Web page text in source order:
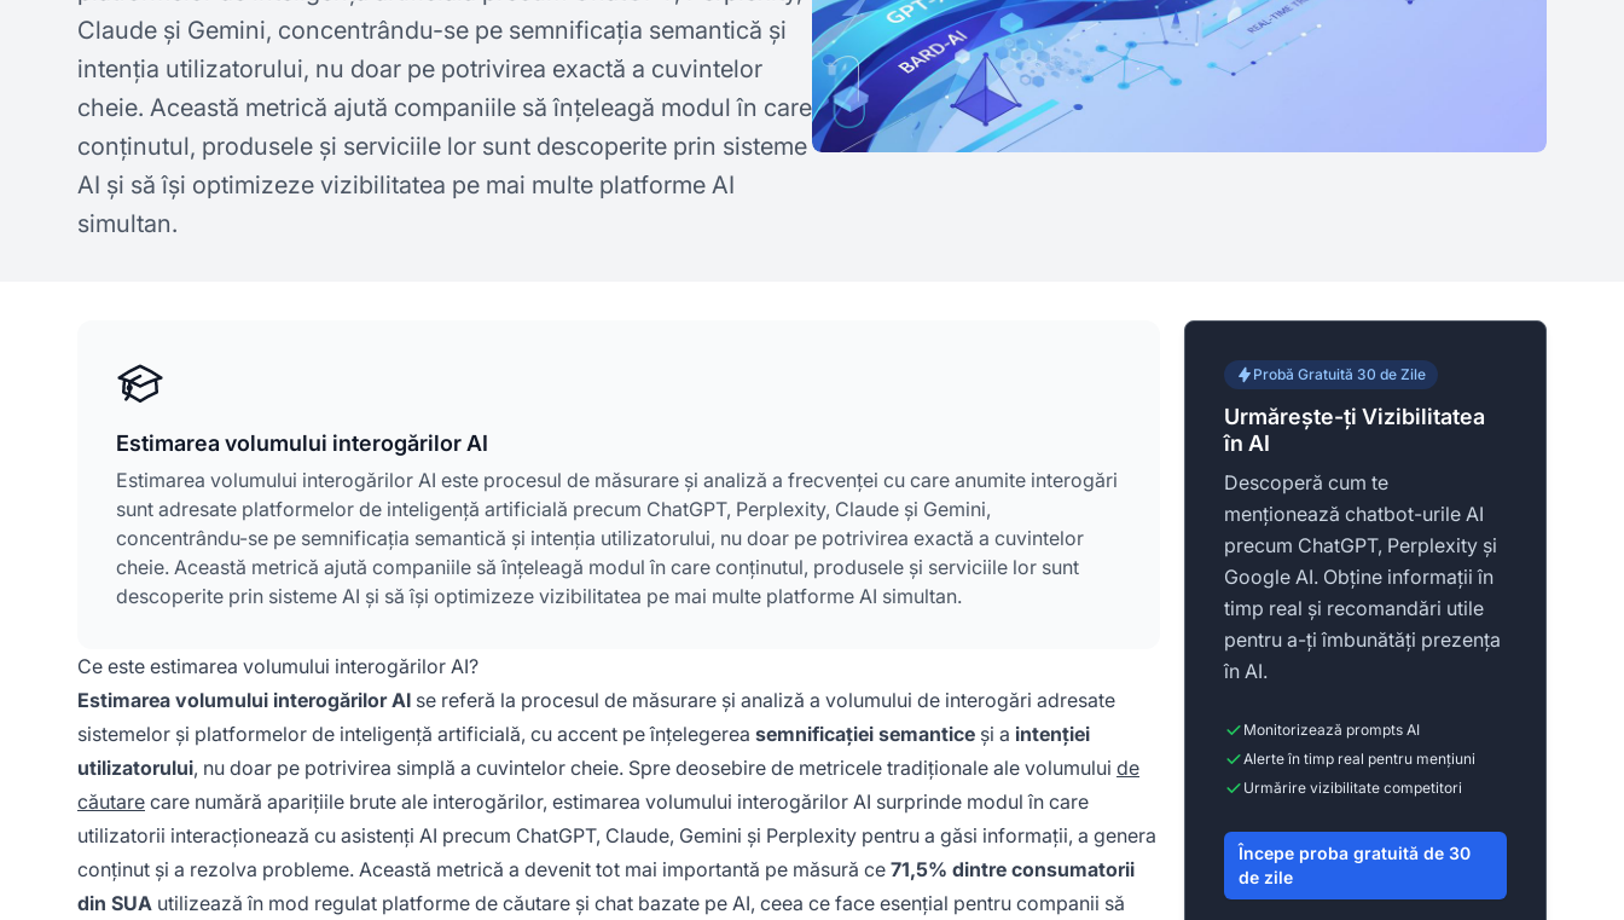
Claude și Gemini, concentrându-se pe semnificația semantică și
intenția utilizatorului, nu doar pe potrivirea exactă a cuvintelor
cheie. Această metrică ajută companiile să înțeleagă modul în care
conținutul, produsele și serviciile lor sunt descoperite prin sisteme
AI și să își optimizeze vizibilitatea pe mai multe platforme AI
simultan.
Estimarea volumului interogărilor AI
Estimarea volumului interogărilor AI este procesul de măsurare și analiză a frecvenței cu care anumite interogări
sunt adresate platformelor de inteligență artificială precum ChatGPT, Perplexity, Claude și Gemini,
concentrându-se pe semnificația semantică și intenția utilizatorului, nu doar pe potrivirea exactă a cuvintelor
cheie. Această metrică ajută companiile să înțeleagă modul în care conținutul, produsele și serviciile lor sunt
descoperite prin sisteme AI și să își optimizeze vizibilitatea pe mai multe platforme AI simultan.
Ce este estimarea volumului interogărilor AI?
Estimarea volumului interogărilor AI se referă la procesul de măsurare și analiză a volumului de interogări adresate
sistemelor și platformelor de inteligență artificială, cu accent pe înțelegerea semnificației semantice și a intenției
utilizatorului, nu doar pe potrivirea simplă a cuvintelor cheie. Spre deosebire de metricele tradiționale ale volumului de
căutare care numără aparițiile brute ale interogărilor, estimarea volumului interogărilor AI surprinde modul în care
utilizatorii interacționează cu asistenți AI precum ChatGPT, Claude, Gemini și Perplexity pentru a găsi informații, a genera
conținut și a rezolva probleme. Această metrică a devenit tot mai importantă pe măsură ce 71,5% dintre consumatorii
din SUA utilizează în mod regulat platforme de căutare și chat bazate pe AI, ceea ce face esențial pentru companii să
Probă Gratuită 30 de Zile
Urmărește-ți Vizibilitatea
în AI
Descoperă cum te
menționează chatbot-urile AI
precum ChatGPT, Perplexity și
Google AI. Obține informații în
timp real și recomandări utile
pentru a-ți îmbunătăți prezența
în AI.
Monitorizează prompts AI
Alerte în timp real pentru mențiuni
Urmărire vizibilitate competitori
Începe proba gratuită de 30
de zile